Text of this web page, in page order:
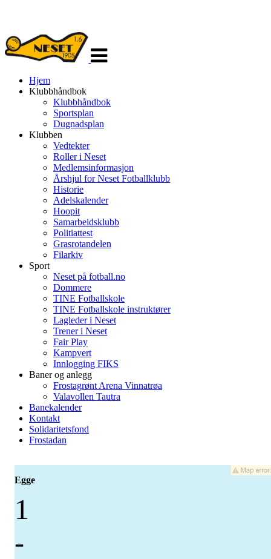
navigasjon
Hjem
Klubbhåndbok
Klubbhåndbok
Sportsplan
Dugnadsplan
Klubben
Vedtekter
Roller i Neset
Medlemsinformasjon
Årshjul for Neset Fotballklubb
Historie
Adelskalender
Hoopit
Samarbeidsklubb
Politiattest
Grasrotandelen
Filarkiv
Sport
Neset på fotball.no
Dommere
TINE Fotballskole
TINE Fotballskole instruktører
Lagleder i Neset
Trener i Neset
Fair Play
Kampvert
Innlogging FIKS
Baner og anlegg
Frostagrønt Arena Vinnatrøa
Valavollen Tautra
Banekalender
Kontakt
Solidaritetsfond
Frostadan
Egge
1
-